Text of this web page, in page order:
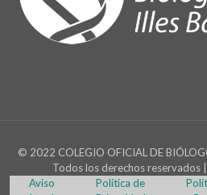
© 2022 COLEGIO OFICIAL DE
Todos los derechos reservados
Aviso
Política de